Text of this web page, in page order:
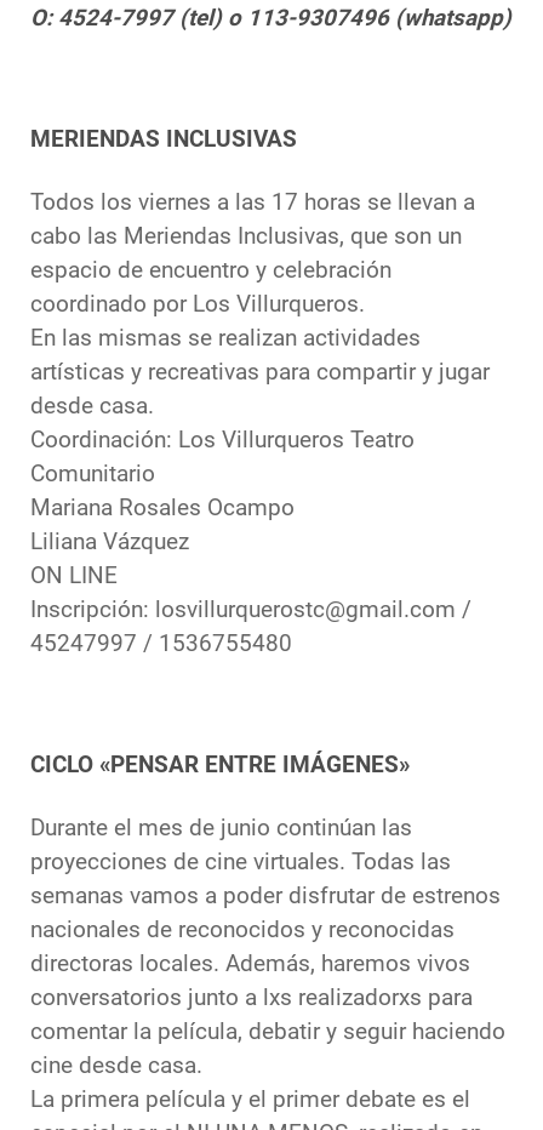
O: 4524-7997 (tel) o 113-9307496 (whatsapp)
MERIENDAS INCLUSIVAS
Todos los viernes a las 17 horas se llevan a
cabo las Meriendas Inclusivas, que son un
espacio de encuentro y celebración
coordinado por Los Villurqueros.
En las mismas se realizan actividades
artísticas y recreativas para compartir y jugar
desde casa.
Coordinación: Los Villurqueros Teatro
Comunitario
Mariana Rosales Ocampo
Liliana Vázquez
ON LINE
Inscripción: losvillurquerostc@gmail.com /
45247997 / 1536755480
CICLO «PENSAR ENTRE IMÁGENES»
Durante el mes de junio continúan las
proyecciones de cine virtuales. Todas las
semanas vamos a poder disfrutar de estrenos
nacionales de reconocidos y reconocidas
directoras locales. Además, haremos vivos
conversatorios junto a lxs realizadorxs para
comentar la película, debatir y seguir haciendo
cine desde casa.
La primera película y el primer debate es el